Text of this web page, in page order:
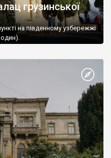
грузинської
на південному узбережжі
один).